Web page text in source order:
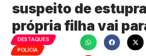
suspeito de
própria filha vai
DESTAQUES
POLÍCIA